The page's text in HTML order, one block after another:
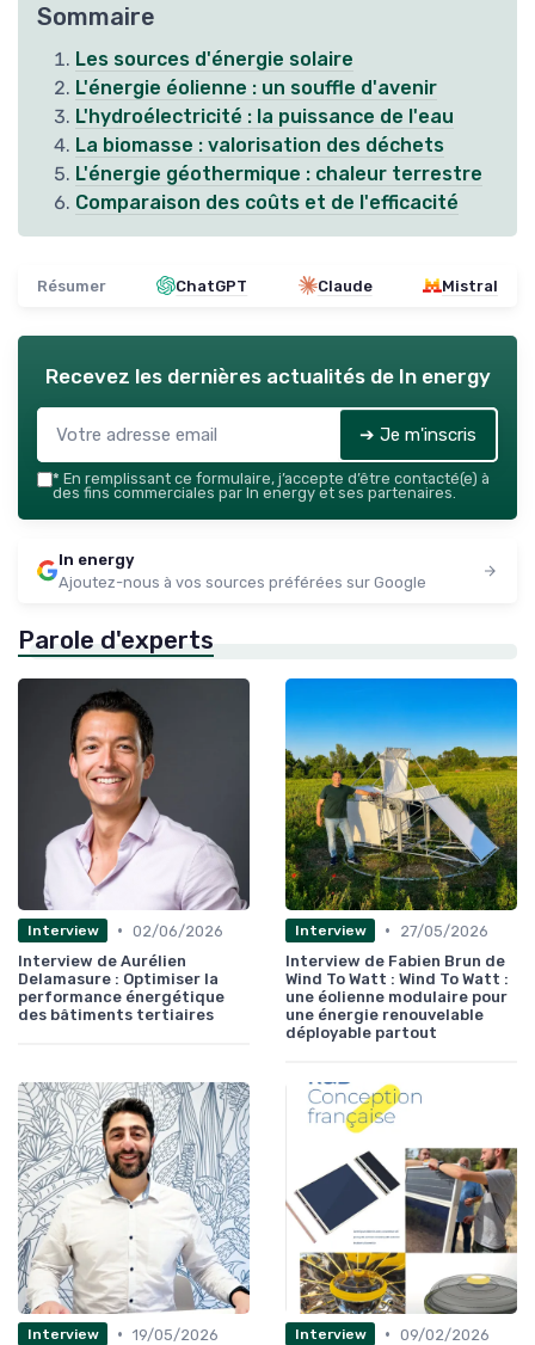
Sommaire
Les sources d'énergie solaire
L'énergie éolienne : un souffle d'avenir
L'hydroélectricité : la puissance de l'eau
La biomasse : valorisation des déchets
L'énergie géothermique : chaleur terrestre
Comparaison des coûts et de l'efficacité
Résumer ChatGPT Claude Mistral
Recevez les dernières actualités de In energy
➔ Je m'inscris
* En remplissant ce formulaire, j’accepte d’être contacté(e) à
des fins commerciales par In energy et ses partenaires.
In energy
Ajoutez-nous à vos sources préférées sur Google
Parole d'experts
Interview • 02/06/2026
Interview de Aurélien
Delamasure : Optimiser la
performance énergétique
des bâtiments tertiaires
Interview •
27/05/2026
Interview de Fabien Brun de
Wind To Watt : Wind To Watt :
une éolienne modulaire pour
une énergie renouvelable
déployable partout
Interview • 19/05/2026 Interview • 09/02/2026